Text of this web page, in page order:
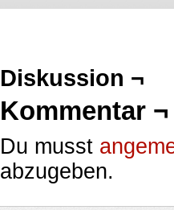
Diskussion ¬
Kommentar ¬
Du musst
abzugeben.